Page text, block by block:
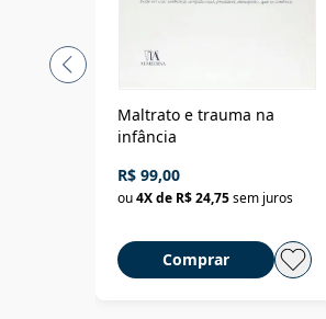
Maltrato e trauma na
infância
R$ 99,00
ou4X de R$ 24,75sem juros
Comprar